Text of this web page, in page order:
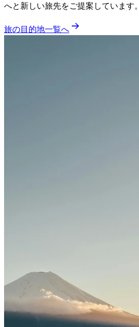
へと新しい旅先をご提案しています。
旅の目的地一覧へ